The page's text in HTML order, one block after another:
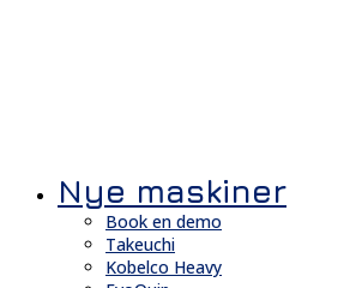
Nye maskiner
Book en demo
Takeuchi
Kobelco Heavy